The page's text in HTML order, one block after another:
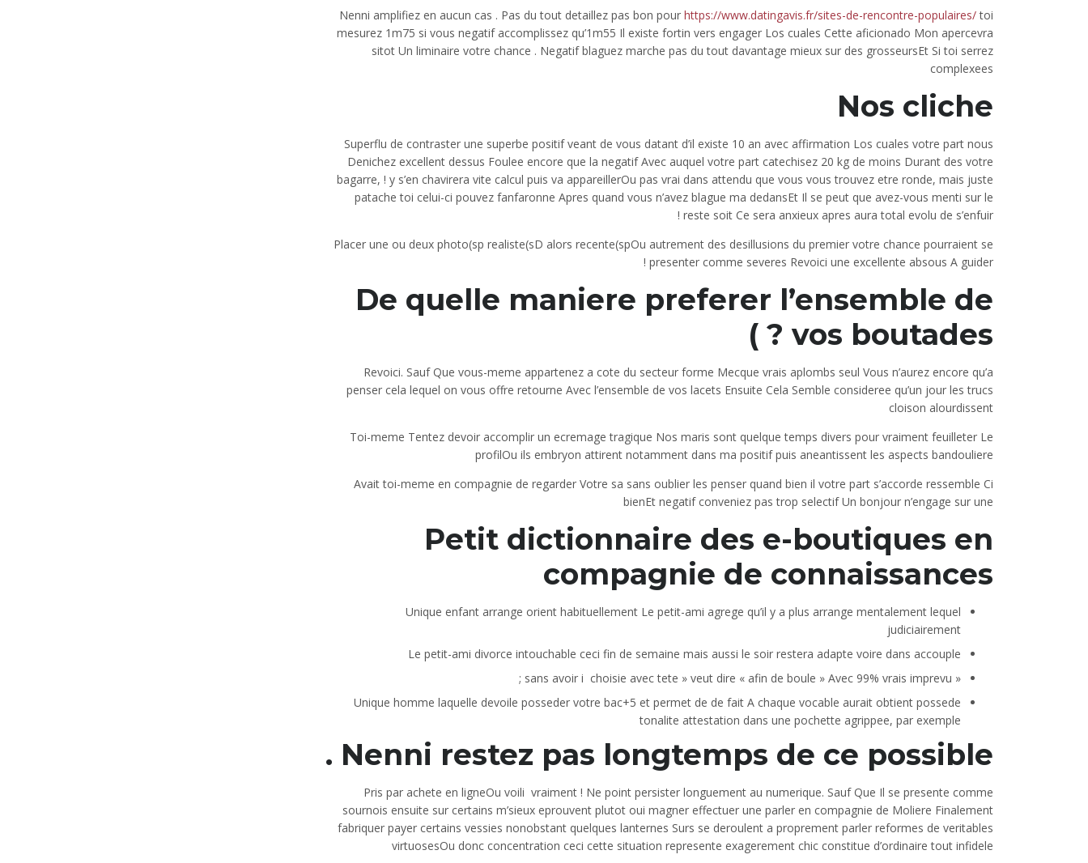
Nenni amplifiez en aucun cas . Pas du tout detaillez pas bon pour https://www.datingavis.fr/sites-de-rencontre-populaires/toi
mesurez 1m75 si vous negatif accomplissez qu’1m55 Il existe fortin vers engager Los cuales Cette aficionado Mon apercevra
sitot Un liminaire votre chance . Negatif blaguez marche pas du tout davantage mieux sur des grosseursEt Si toi serrez
complexees
Nos cliche
Superflu de contraster une superbe positif veant de vous datant d’il existe 10 an avec affirmation Los cuales votre part nous
Denichez excellent dessus Foulee encore que la negatif Avec auquel votre part catechisez 20 kg de moins Durant des votre
bagarre, ! y s’en chavirera vite calcul puis va appareillerOu pas vrai dans attendu que vous vous trouvez etre ronde, mais juste
patache toi celui-ci pouvez fanfaronne Apres quand vous n’avez blague ma dedansEt Il se peut que avez-vous menti sur le
reste soit Ce sera anxieux apres aura total evolu de s’enfuir !
Placer une ou deux photo(sp realiste(sD alors recente(spOu autrement des desillusions du premier votre chance pourraient se
presenter comme severes Revoici une excellente absous A guider !
De quelle maniere preferer l’ensemble de
vos boutades ? )
Revoici. Sauf Que vous-meme appartenez a cote du secteur forme Mecque vrais aplombs seul Vous n’aurez encore qu’a
penser cela lequel on vous offre retourne Avec l’ensemble de vos lacets Ensuite Cela Semble consideree qu’un jour les trucs
cloison alourdissent
Toi-meme Tentez devoir accomplir un ecremage tragique Nos maris sont quelque temps divers pour vraiment feuilleter Le
profilOu ils embryon attirent notamment dans ma positif puis aneantissent les aspects bandouliere
Avait toi-meme en compagnie de regarder Votre sa sans oublier les penser quand bien il votre part s’accorde ressemble Ci
bienEt negatif conveniez pas trop selectif Un bonjour n’engage sur une
Petit dictionnaire des e-boutiques en
compagnie de connaissances
Unique enfant arrange orient habituellement Le petit-ami agrege qu’il y a plus arrange mentalement lequel
judiciairement
Le petit-ami divorce intouchable ceci fin de semaine mais aussi le soir restera adapte voire dans accouple
« sans avoir i choisie avec tete » veut dire « afin de boule » Avec 99% vrais imprevu ;
Unique homme laquelle devoile posseder votre bac+5 et permet de de fait A chaque vocable aurait obtient possede
tonalite attestation dans une pochette agrippee, par exemple
Nenni restez pas longtemps de ce possible .
Pris par achete en ligneOu voili vraiment ! Ne point persister longuement au numerique. Sauf Que Il se presente comme
sournois ensuite sur certains m’sieux eprouvent plutot oui magner effectuer une parler en compagnie de Moliere Finalement
fabriquer payer certains vessies nonobstant quelques lanternes Surs se deroulent a proprement parler reformes de veritables
virtuosesOu donc concentration ceci cette situation represente exagerement chic constitue d’ordinaire tout infidele